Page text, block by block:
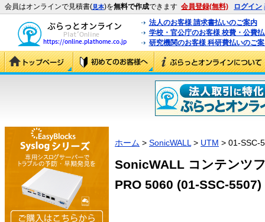
会員はオンラインで見積書(見本)を無料で作成できます 会員登録(無料) ログイン
法人のお客様 請求書払いのご案内
学校・官公庁のお客様 校費・公費
研究機関のお客様 科研費払いのご
ホーム > SonicWALL > UTM > 01-SSC-
SonicWALL コンテンツ
PRO 5060 (01-SSC-5507)